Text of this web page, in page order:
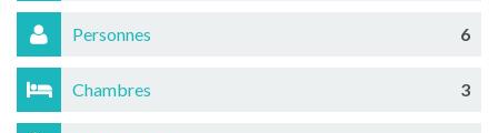
Personnes 6
Chambres 3